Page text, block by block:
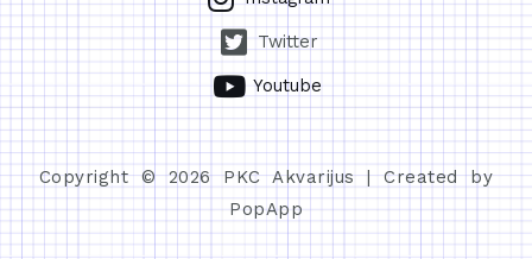
Twitter
Youtube
Copyright © 2026 PKC Akvarijus | Created by
PopApp